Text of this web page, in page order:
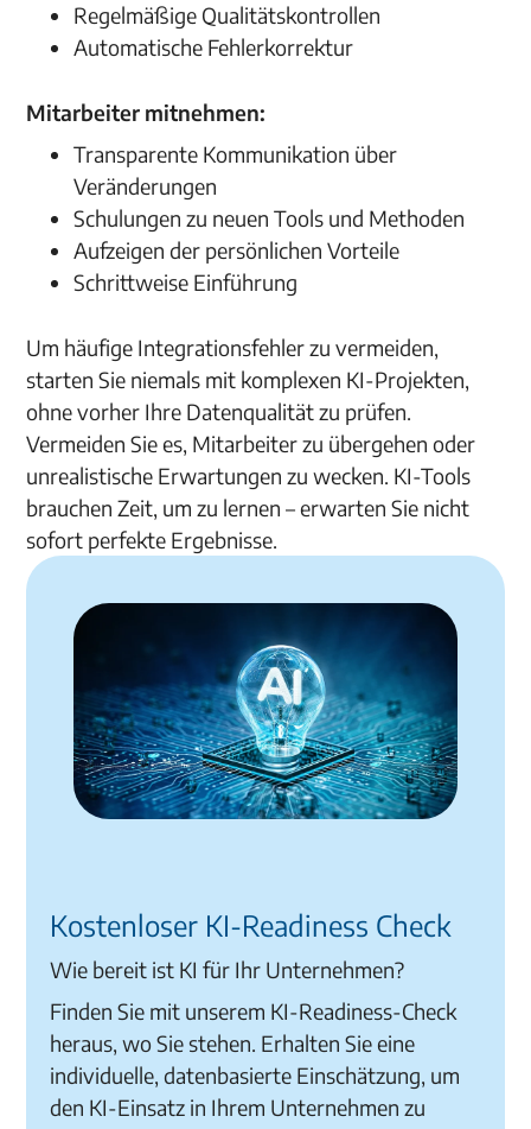
Regelmäßige Qualitätskontrollen
Automatische Fehlerkorrektur
Mitarbeiter mitnehmen:
Transparente Kommunikation über
Veränderungen
Schulungen zu neuen Tools und Methoden
Aufzeigen der persönlichen Vorteile
Schrittweise Einführung
Um häufige Integrationsfehler zu vermeiden,
starten Sie niemals mit komplexen KI-Projekten,
ohne vorher Ihre Datenqualität zu prüfen.
Vermeiden Sie es, Mitarbeiter zu übergehen oder
unrealistische Erwartungen zu wecken. KI-Tools
brauchen Zeit, um zu lernen – erwarten Sie nicht
sofort perfekte Ergebnisse.
Kostenloser KI-Readiness Check
Wie bereit ist KI für Ihr Unternehmen?
Finden Sie mit unserem KI-Readiness-Check
heraus, wo Sie stehen. Erhalten Sie eine
individuelle, datenbasierte Einschätzung, um
den KI-Einsatz in Ihrem Unternehmen zu